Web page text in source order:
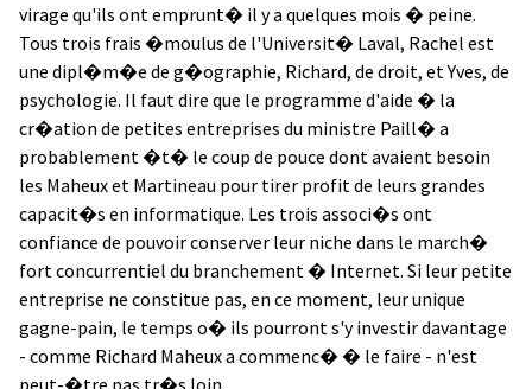
virage qu'ils ont emprunt� il y a quelques mois � peine.
Tous trois frais �moulus de l'Universit� Laval, Rachel est
une dipl�m�e de g�ographie, Richard, de droit, et Yves, de
psychologie. Il faut dire que le programme d'aide � la
cr�ation de petites entreprises du ministre Paill� a
probablement �t� le coup de pouce dont avaient besoin
les Maheux et Martineau pour tirer profit de leurs grandes
capacit�s en informatique. Les trois associ�s ont
confiance de pouvoir conserver leur niche dans le march�
fort concurrentiel du branchement � Internet. Si leur petite
entreprise ne constitue pas, en ce moment, leur unique
gagne-pain, le temps o� ils pourront s'y investir davantage
- comme Richard Maheux a commenc� � le faire - n'est
peut-�tre pas tr�s loin.